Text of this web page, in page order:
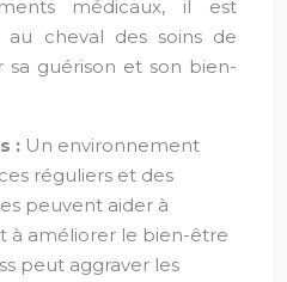
médicaux, il est
cheval des soins de
sa guérison et son bien-
: Un environnement
réguliers et des
peuvent aider à
à améliorer le bien-être
peut aggraver les